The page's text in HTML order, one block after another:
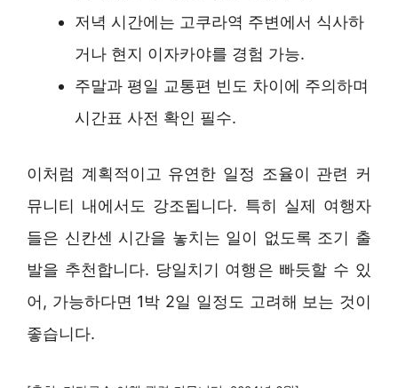
저녁 시간에는 고쿠라역 주변에서 식사하
거나 현지 이자카야를 경험 가능.
주말과 평일 교통편 빈도 차이에 주의하며
시간표 사전 확인 필수.
이처럼 계획적이고 유연한 일정 조율이 관련 커
뮤니티 내에서도 강조됩니다. 특히 실제 여행자
들은 신칸센 시간을 놓치는 일이 없도록 조기 출
발을 추천합니다. 당일치기 여행은 빠듯할 수 있
어, 가능하다면 1박 2일 일정도 고려해 보는 것이
좋습니다.